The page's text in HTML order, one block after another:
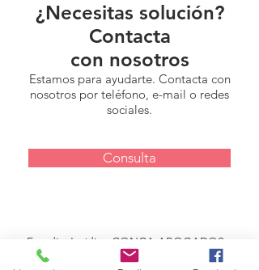
¿Necesitas solución?
Contacta
con nosotros
Estamos para ayudarte. Contacta con
nosotros por teléfono, e-mail o redes
sociales.
Consulta
Estudio Jurídico CONCA ABOGADOS